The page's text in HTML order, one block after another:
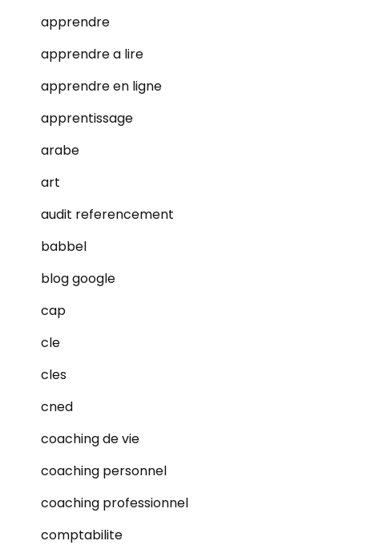
apprendre
apprendre a lire
apprendre en ligne
apprentissage
arabe
art
audit referencement
babbel
blog google
cap
cle
cles
cned
coaching de vie
coaching personnel
coaching professionnel
comptabilite